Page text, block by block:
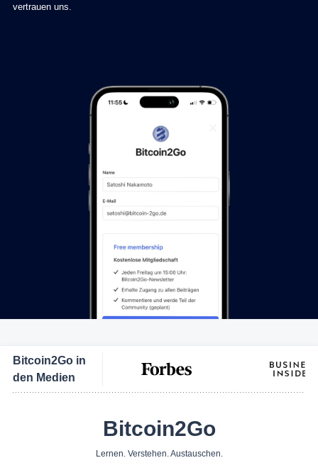
vertrauen uns.
Bitcoin2Go in
den Medien
Bitcoin2Go
Lernen. Verstehen. Austauschen.